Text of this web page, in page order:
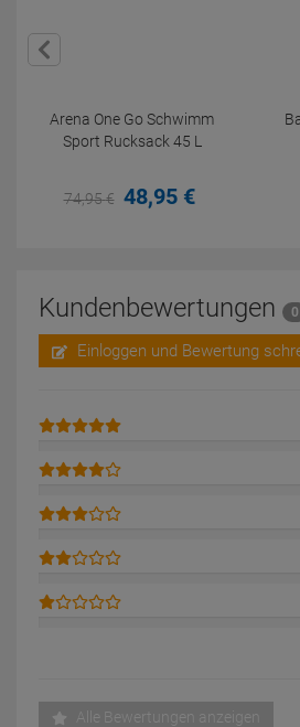
Arena One Go Schwimm
Sport Rucksack 45 L
74,95€ 48,95 €
Kundenbewertungen 0
Einloggen und Bewertung
Alle Bewertungen anzeigen